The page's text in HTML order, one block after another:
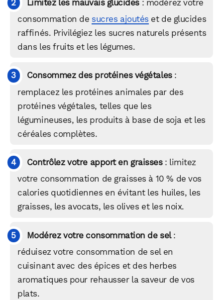
Limitez les mauvais glucides: modérez votre
consommation de sucres ajoutés et de glucides
raffinés. Privilégiez les sucres naturels présents
dans les fruits et les légumes.
Consommez des protéines végétales:
remplacez les protéines animales par des
protéines végétales, telles que les
légumineuses, les produits à base de soja et les
céréales complètes.
Contrôlez votre apport en graisses: limitez
votre consommation de graisses à 10 % de vos
calories quotidiennes en évitant les huiles, les
graisses, les avocats, les olives et les noix.
Modérez votre consommation de sel:
réduisez votre consommation de sel en
cuisinant avec des épices et des herbes
aromatiques pour rehausser la saveur de vos
plats.